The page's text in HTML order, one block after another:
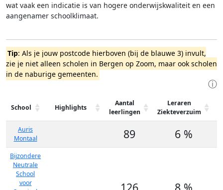
wat vaak een indicatie is van hogere onderwijskwaliteit en een
aangenamer schoolklimaat.
Tip: Als je jouw postcode hierboven (bij de blauwe 3) invult,
zie je niet alleen scholen in Bergen op Zoom, maar ook scholen
in de naburige gemeenten.
ⓘ
School Highlights
Aantal
leerlingen
Leraren
Ziekteverzuim
Auris
Montaal
89 6 %
Bijzondere
Neutrale
School
voor